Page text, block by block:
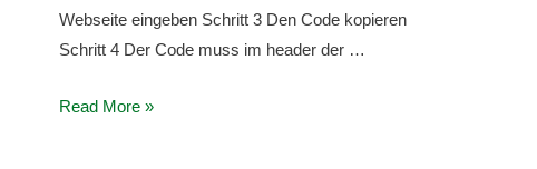
Webseite eingeben Schritt 3 Den Code kopieren
Schritt 4 Der Code muss im header der …
Webseite
Read More »